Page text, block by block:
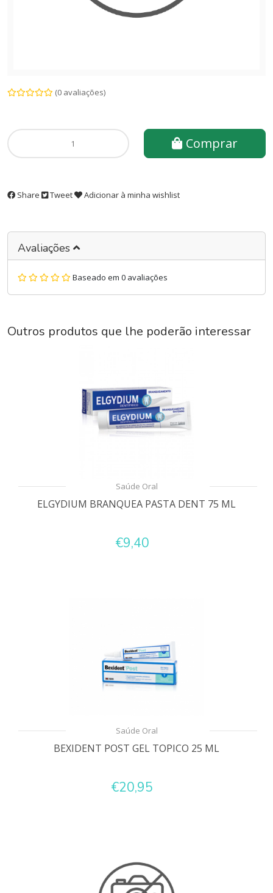
(0 avaliações)
Comprar
Share Tweet Adicionar à minha wishlist
Avaliações
Baseado em 0 avaliações
Outros produtos que lhe poderão interessar
Saúde Oral
ELGYDIUM BRANQUEA PASTA DENT 75 ML
€9,40
Saúde Oral
BEXIDENT POST GEL TOPICO 25 ML
€20,95